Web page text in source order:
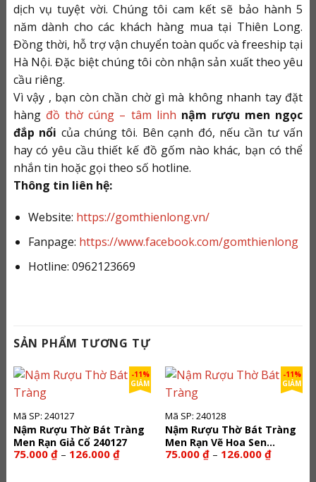
dịch vụ tuyệt vời. Chúng tôi cam kết sẽ bảo hành 5
năm dành cho các khách hàng mua tại Thiên Long.
Đồng thời, hỗ trợ vận chuyển toàn quốc và freeship tại
Hà Nội. Đặc biệt chúng tôi còn nhận sản xuất theo yêu
cầu riêng.
Vì vậy , bạn còn chần chờ gì mà không nhanh tay đặt
hàng đồ thờ cúng – tâm linh nậm rượu men ngọc
đắp nổi của chúng tôi. Bên cạnh đó, nếu cần tư vấn
hay có yêu cầu thiết kế đồ gốm nào khác, bạn có thể
nhắn tin hoặc gọi theo số hotline.
Thông tin liên hệ:
Website: https://gomthienlong.vn/
Fanpage: https://www.facebook.com/gomthienlong
Hotline: 0962123669
SẢN PHẨM TƯƠNG TỰ
-11%
GIẢM
Mã SP: 240127
Nậm Rượu Thờ Bát Tràng
Men Rạn Giả Cổ 240127
75.000 ₫ – 126.000 ₫Khoảng
giá:
-11%
GIẢM
Mã SP: 240128
Nậm Rượu Thờ Bát Tràng
Men Rạn Vẽ Hoa Sen
240128
75.000 ₫ – 126.000 ₫Khoảng
giá: